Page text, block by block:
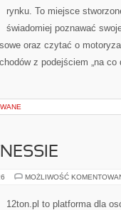
rynku. To miejsce
świadomiej poznawać
oraz czytać o
z podejściem „na
MOŻLIWOŚĆ
12ton.pl to platforma dla